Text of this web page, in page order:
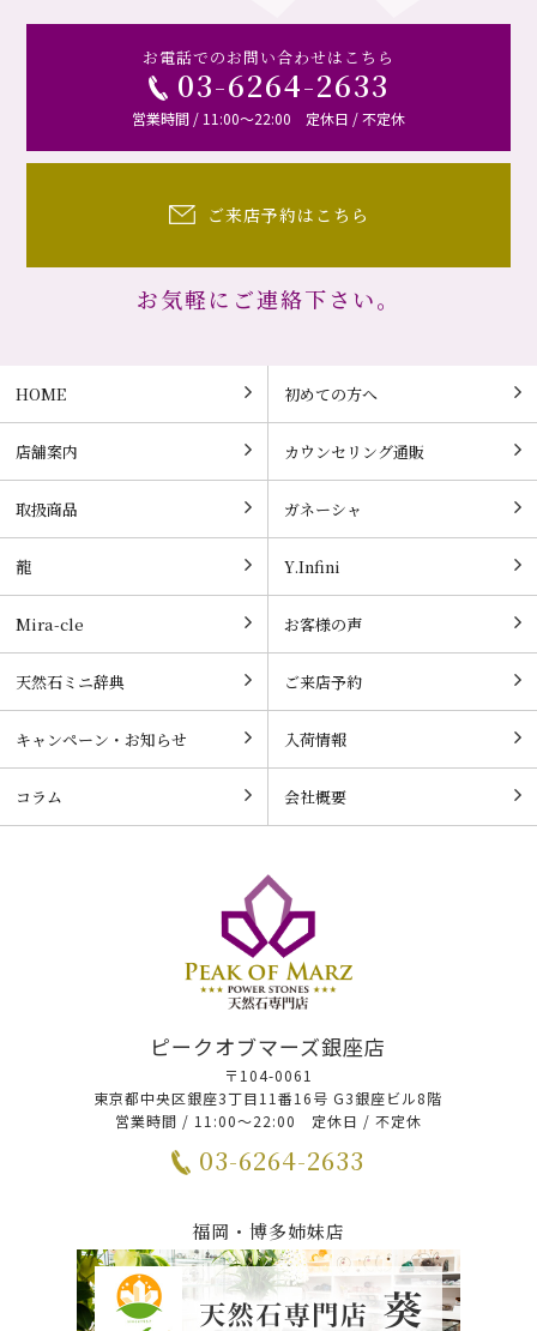
お電話でのお問い合わせはこちら
03-6264-2633
営業時間 / 11:00～22:00 定休日 / 不定休
ご来店予約はこちら
お気軽にご連絡下さい。
HOME 初めての方へ
店舗案内 カウンセリング通販
取扱商品 ガネーシャ
龍 Y.Infini
Mira-cle お客様の声
天然石ミニ辞典 ご来店予約
キャンペーン・お知らせ 入荷情報
コラム 会社概要
ピークオブマーズ銀座店
〒104-0061
東京都中央区銀座3丁目11番16号 G3銀座ビル8階
営業時間 / 11:00～22:00 定休日 / 不定休
03-6264-2633
福岡・博多姉妹店